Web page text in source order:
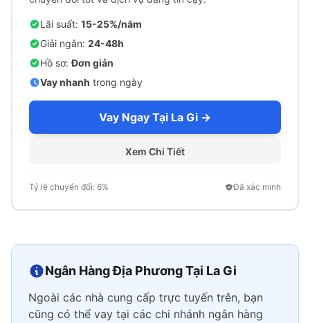
Lãi suất: 15-25%/năm
Giải ngân: 24-48h
Hồ sơ:Đơn giản
Vay nhanh trong ngày
Vay Ngay Tại La Gi →
Xem Chi Tiết
Tỷ lệ chuyển đổi: 6% Đã xác minh
Ngân Hàng Địa Phương Tại La Gi
Ngoài các nhà cung cấp trực tuyến trên, bạn
cũng có thể vay tại các chi nhánh ngân hàng